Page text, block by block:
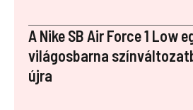
A Nike SB Air Force 1 Low
világosbarna
újra